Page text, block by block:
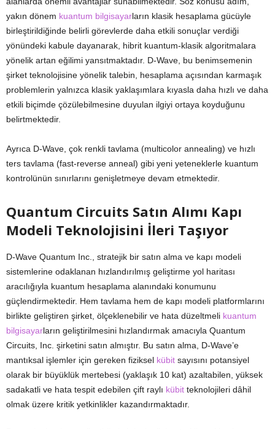
yakın dönem kuantum bilgisayarların klasik hesaplama gücüyle
birleştirildiğinde belirli görevlerde daha etkili sonuçlar verdiği
yönündeki kabule dayanarak, hibrit kuantum-klasik algoritmalara
yönelik artan eğilimi yansıtmaktadır. D-Wave, bu benimsemenin
şirket teknolojisine yönelik talebin, hesaplama açısından karmaşık
problemlerin yalnızca klasik yaklaşımlara kıyasla daha hızlı ve daha
etkili biçimde çözülebilmesine duyulan ilgiyi ortaya koyduğunu
belirtmektedir.
Ayrıca D-Wave, çok renkli tavlama (multicolor annealing) ve hızlı
ters tavlama (fast-reverse anneal) gibi yeni yeteneklerle kuantum
kontrolünün sınırlarını genişletmeye devam etmektedir.
Quantum Circuits Satın Alımı Kapı
Modeli Teknolojisini İleri Taşıyor
​D-Wave Quantum Inc., stratejik bir satın alma ve kapı modeli
sistemlerine odaklanan hızlandırılmış geliştirme yol haritası
aracılığıyla kuantum hesaplama alanındaki konumunu
güçlendirmektedir. Hem tavlama hem de kapı modeli platformlarını
birlikte geliştiren şirket, ölçeklenebilir ve hata düzeltmeli kuantum
bilgisayarların geliştirilmesini hızlandırmak amacıyla Quantum
Circuits, Inc. şirketini satın almıştır. Bu satın alma, D-Wave’e
mantıksal işlemler için gereken fiziksel kübit sayısını potansiyel
olarak bir büyüklük mertebesi (yaklaşık 10 kat) azaltabilen, yüksek
sadakatli ve hata tespit edebilen çift raylı kübit teknolojileri dâhil
olmak üzere kritik yetkinlikler kazandırmaktadır.